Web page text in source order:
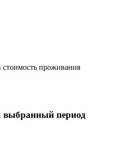
стоимость проживания
выбранный период